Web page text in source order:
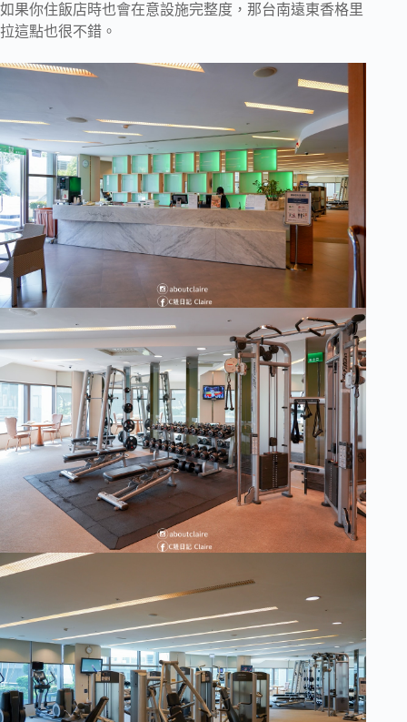
如果你住飯店時也會在意設施完整度，那台南遠東香格里
拉這點也很不錯。